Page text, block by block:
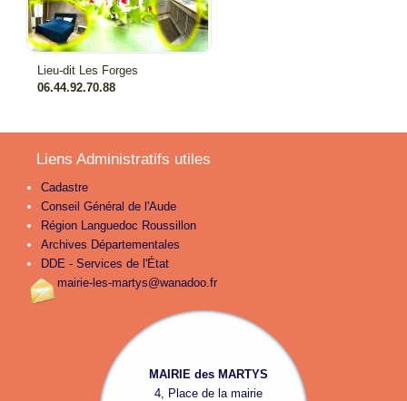
Lieu-dit Les Forges
06.44.92.70.88
Liens Administratifs utiles
Cadastre
Conseil Général de l'Aude
Région Languedoc Roussillon
Archives Départementales
DDE - Services de l'État
mairie-les-martys@wanadoo.fr
MAIRIE des MARTYS
4, Place de la mairie